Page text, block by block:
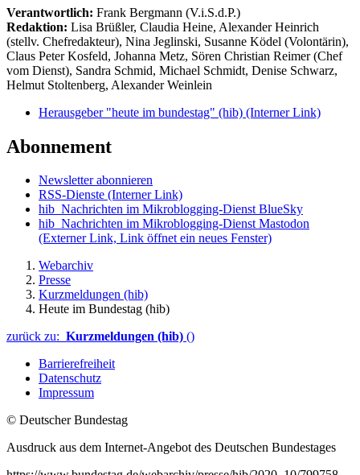
Verantwortlich: Frank Bergmann (V.i.S.d.P.)
Redaktion: Lisa Brüßler, Claudia Heine, Alexander Heinrich
(stellv. Chefredakteur), Nina Jeglinski, Susanne Ködel (Volontärin),
Claus Peter Kosfeld, Johanna Metz, Sören Christian Reimer (Chef
vom Dienst), Sandra Schmid, Michael Schmidt, Denise Schwarz,
Helmut Stoltenberg, Alexander Weinlein
Herausgeber "heute im bundestag" (hib) (Interner Link)
Abonnement
Newsletter abonnieren
RSS-Dienste (Interner Link)
hib_Nachrichten im Mikroblogging-Dienst BlueSky
hib_Nachrichten im Mikroblogging-Dienst Mastodon
(Externer Link, Link öffnet ein neues Fenster)
Webarchiv
Presse
Kurzmeldungen (hib)
Heute im Bundestag (hib)
zurück zu: Kurzmeldungen (hib) ()
Barrierefreiheit
Datenschutz
Impressum
© Deutscher Bundestag
Ausdruck aus dem Internet-Angebot des Deutschen Bundestages